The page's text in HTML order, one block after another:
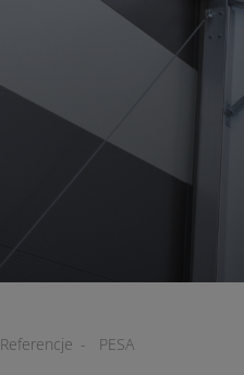
Referencje - PESA